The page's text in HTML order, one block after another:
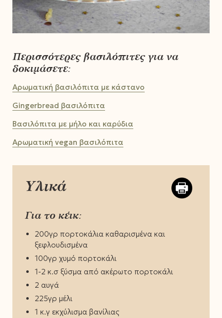
Περισσότερες βασιλόπιτες για να
δοκιμάσετε:
Αρωματική βασιλόπιτα με κάστανο
Gingerbread βασιλόπιτα
Βασιλόπιτα με μήλο και καρύδια
Αρωματική vegan βασιλόπιτα
Υλικά
Για το κέικ:
200γρ πορτοκάλια καθαρισμένα και
ξεφλουδισμένα
100γρ χυμό πορτοκάλι
1-2 κ.σ ξύσμα από ακέρωτο πορτοκάλι
2 αυγά
225γρ μέλι
1 κ.γ εκχύλισμα βανίλιας